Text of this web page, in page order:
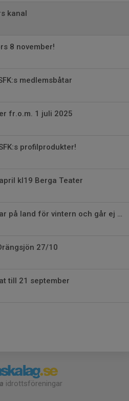
kanal
8 november!
medlemsbåtar
fr.o.m. 1 juli 2025
profilprodukter!
kl19 Berga Teater
Nu är alla lånebåtar på land för vintern och går ej att boka!
27/10
till 21 september
idrottsföreningar